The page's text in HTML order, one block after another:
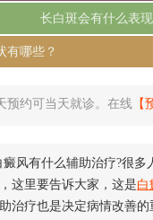
长白斑会有什么表现
有哪些？
预约可当天就诊。在线 【
有什么辅助治疗?很多
这里要告诉大家，这是白
治疗也是决定病情改善